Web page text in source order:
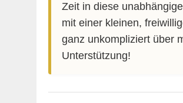
Zeit in diese
mit einer kleinen,
ganz unkompliziert über
Unterstützung!